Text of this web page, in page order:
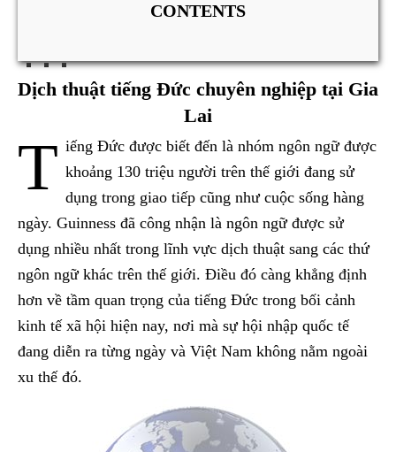
CONTENTS
Dịch thuật tiếng Đức chuyên nghiệp tại Gia
Lai
T iếng Đức được biết đến là nhóm ngôn ngữ được
khoảng 130 triệu người trên thế giới đang sử
dụng trong giao tiếp cũng như cuộc sống hàng
ngày. Guinness đã công nhận là ngôn ngữ được sử
dụng nhiều nhất trong lĩnh vực dịch thuật sang các thứ
ngôn ngữ khác trên thế giới. Điều đó càng khẳng định
hơn về tầm quan trọng của tiếng Đức trong bối cảnh
kinh tế xã hội hiện nay, nơi mà sự hội nhập quốc tế
đang diễn ra từng ngày và Việt Nam không nằm ngoài
xu thế đó.